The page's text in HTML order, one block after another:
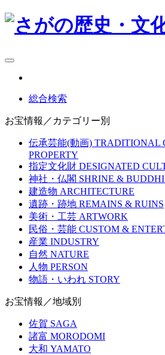
総合検索
お宝情報／カテゴリー別
伝承芸能(動画) TRADITIONAL
PROPERTY
指定文化財 DESIGNATED
神社・仏閣 SHRINE &
建造物 ARCHITECTURE
遺跡・跡地 REMAINS & RUINS
美術・工芸 ARTWORK
民俗・芸能 CUSTOM &
産業 INDUSTRY
自然 NATURE
人物 PERSON
物語・いわれ STORY
お宝情報／地域別
佐賀 SAGA
諸富 MORODOMI
大和 YAMATO